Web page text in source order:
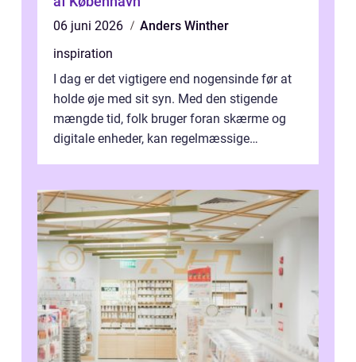
06 juni 2026
Anders Winther
inspiration
I dag er det vigtigere end nogensinde før at
holde øje med sit syn. Med den stigende
mængde tid, folk bruger foran skærme og
digitale enheder, kan regelmæssige